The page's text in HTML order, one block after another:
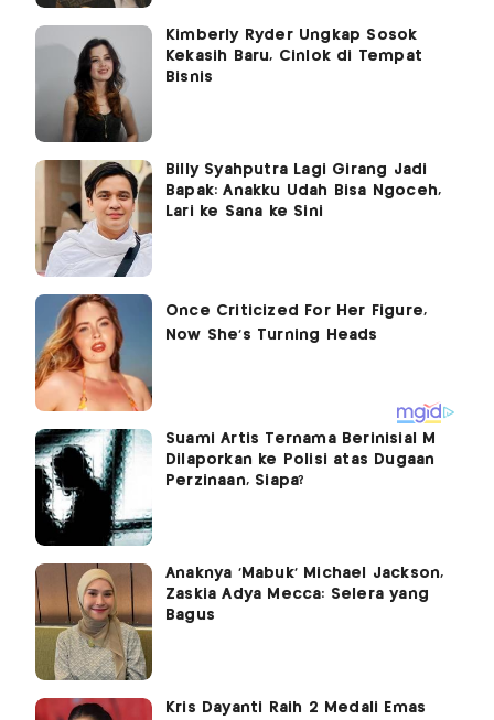
Kimberly Ryder Ungkap Sosok
Kekasih Baru, Cinlok di Tempat
Bisnis
Billy Syahputra Lagi Girang Jadi
Bapak: Anakku Udah Bisa Ngoceh,
Lari ke Sana ke Sini
Suami Artis Ternama Berinisial M
Dilaporkan ke Polisi atas Dugaan
Perzinaan, Siapa?
Anaknya 'Mabuk' Michael Jackson,
Zaskia Adya Mecca: Selera yang
Bagus
Kris Dayanti Raih 2 Medali Emas